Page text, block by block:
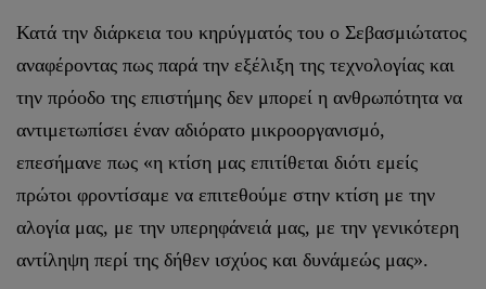
Κατά την διάρκεια του κηρύγματός του ο Σεβασμιώτατος
αναφέροντας πως παρά την εξέλιξη της τεχνολογίας και
την πρόοδο της επιστήμης δεν μπορεί η ανθρωπότητα να
αντιμετωπίσει έναν αδιόρατο μικροοργανισμό,
επεσήμανε πως «η κτίση μας επιτίθεται διότι εμείς
πρώτοι φροντίσαμε να επιτεθούμε στην κτίση με την
αλογία μας, με την υπερηφάνειά μας, με την γενικότερη
αντίληψη περί της δήθεν ισχύος και δυνάμεώς μας».